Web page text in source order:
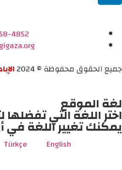
4852
جميع الحقوق محفوظة © 2024
لغة الموقع
اختر اللغة التي
يمكنك تغيير اللغة
English
Türkçe